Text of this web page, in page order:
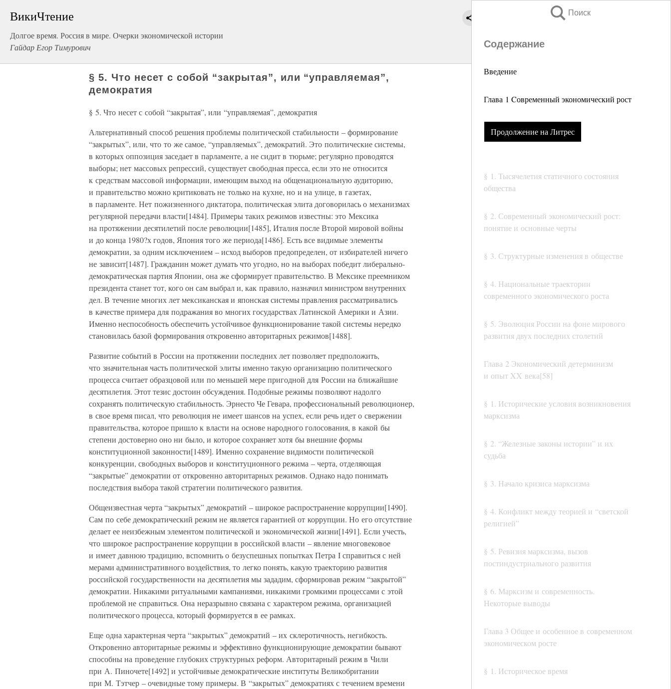
ВикиЧтение
Долгое время. Россия в мире. Очерки экономической истории
Гайдар Егор Тимурович
Поиск
Содержание
Введение
Глава 1 Cовременный экономический рост
Продолжение на Литрес
§ 1. Тысячелетия статичного состояния
общества
§ 2. Современный экономический рост:
понятие и основные черты
§ 3. Структурные изменения в обществе
§ 4. Национальные траектории
современного экономического роста
§ 5. Эволюция России на фоне мирового
развития двух последних столетий
Глава 2 Экономический детерминизм
и опыт XX века[58]
§ 1. Исторические условия возникновения
марксизма
§ 2. “Железные законы истории” и их
судьба
§ 3. Начало кризиса марксизма
§ 4. Конфликт между теорией и “светской
религией”
§ 5. Ревизия марксизма, вызов
постиндустриального развития
§ 6. Марксизм и современность.
Некоторые выводы
Глава 3 Общее и особенное в современном
экономическом росте
§ 1. Историческое время
§ 5. Что несет с собой “закрытая”, или “управляемая”,
демократия
§ 5. Что несет с собой “закрытая”, или “управляемая”, демократия
Альтернативный способ решения проблемы политической стабильности – формирование
“закрытых”, или, что то же самое, “управляемых”, демократий. Это политические системы,
в которых оппозиция заседает в парламенте, а не сидит в тюрьме; регулярно проводятся
выборы; нет массовых репрессий, существует свободная пресса, если это не относится
к средствам массовой информации, имеющим выход на общенациональную аудиторию,
и правительство можно критиковать не только на кухне, но и на улице, в газетах,
в парламенте. Нет пожизненного диктатора, политическая элита договорилась о механизмах
регулярной передачи власти[1484]. Примеры таких режимов известны: это Мексика
на протяжении десятилетий после революции[1485], Италия после Второй мировой войны
и до конца 1980?х годов, Япония того же периода[1486]. Есть все видимые элементы
демократии, за одним исключением – исход выборов предопределен, от избирателей ничего
не зависит[1487]. Гражданин может думать что угодно, но на выборах победит либерально-
демократическая партия Японии, она же сформирует правительство. В Мексике преемником
президента станет тот, кого он сам выбрал и, как правило, назначил министром внутренних
дел. В течение многих лет мексиканская и японская системы правления рассматривались
в качестве примера для подражания во многих государствах Латинской Америки и Азии.
Именно неспособность обеспечить устойчивое функционирование такой системы нередко
становилась базой формирования откровенно авторитарных режимов[1488].
Развитие событий в России на протяжении последних лет позволяет предположить,
что значительная часть политической элиты именно такую организацию политического
процесса считает образцовой или по меньшей мере пригодной для России на ближайшие
десятилетия. Этот тезис достоин обсуждения. Подобные режимы позволяют надолго
сохранять политическую стабильность. Эрнесто Че Гевара, профессиональный революционер,
в свое время писал, что революция не имеет шансов на успех, если речь идет о свержении
правительства, которое пришло к власти на основе народного голосования, в какой бы
степени достоверно оно ни было, и которое сохраняет хотя бы внешние формы
конституционной законности[1489]. Именно сохранение видимости политической
конкуренции, свободных выборов и конституционного режима – черта, отделяющая
“закрытые” демократии от откровенно авторитарных режимов. Однако надо понимать
последствия выбора такой стратегии политического развития.
Общеизвестная черта “закрытых” демократий – широкое распространение коррупции[1490].
Сам по себе демократический режим не является гарантией от коррупции. Но его отсутствие
делает ее неизбежным элементом политической и экономической жизни[1491]. Если учесть,
что широкое распространение коррупции в российской власти – явление многовековое
и имеет давнюю традицию, вспомнить о безуспешных попытках Петра I справиться с ней
мерами административного воздействия, то легко понять, какую траекторию развития
российской государственности на десятилетия мы зададим, сформировав режим “закрытой”
демократии. Никакими ритуальными кампаниями, никакими громкими процессами с этой
проблемой не справиться. Она неразрывно связана с характером режима, организацией
политического процесса, который формируется в ее рамках.
Еще одна характерная черта “закрытых” демократий – их склеротичность, негибкость.
Откровенно авторитарные режимы и эффективно функционирующие демократии бывают
способны на проведение глубоких структурных реформ. Авторитарный режим в Чили
при А. Пиночете[1492] и устойчивые демократические институты Великобритании
при М. Тэтчер – очевидные тому примеры. В “закрытых” демократиях с течением времени